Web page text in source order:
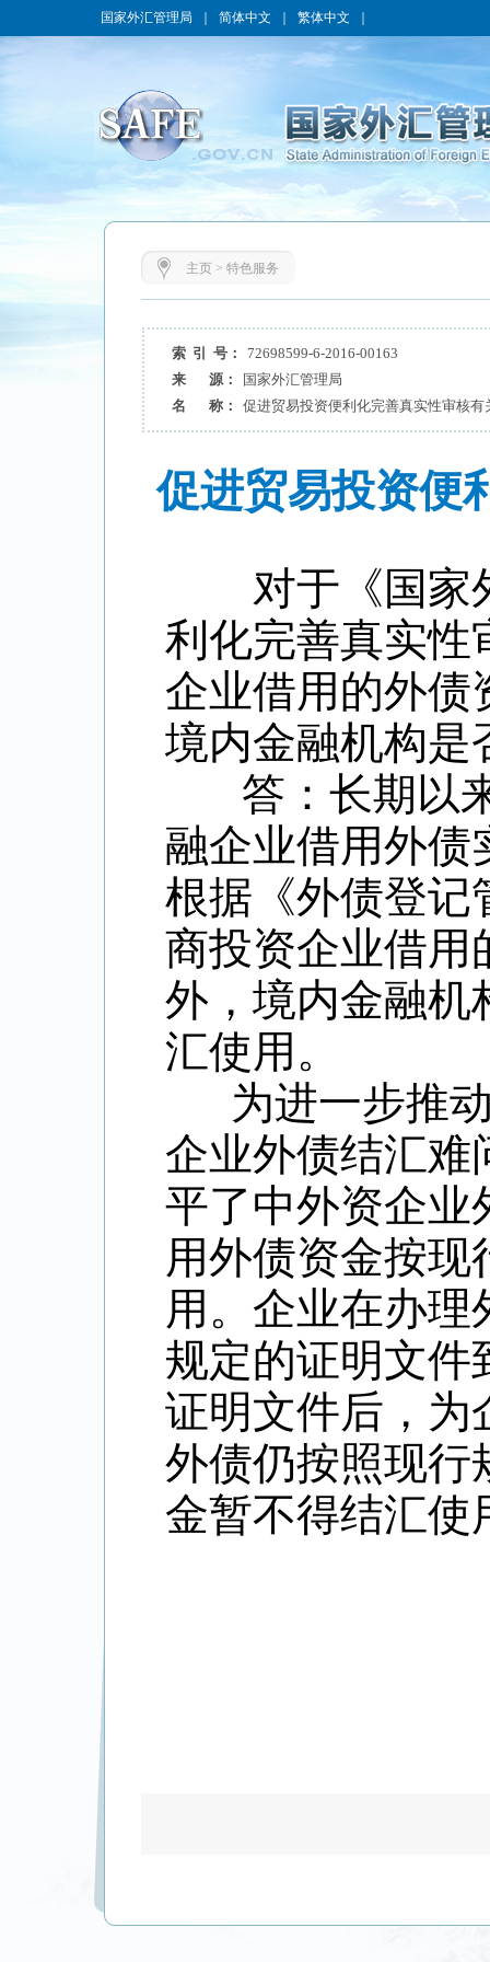
国家外汇管理局 简体中文 繁体中文
主页> 特色服务
索 引 号：
72698599-6-2016-00163
来 源：
国家外汇管理局
名 称：
促进贸易投资便利化完善真实性审核有
促进贸易投资便
对于《国家外
利化完善真实性
企业借用的外债
境内金融机构是
答：长期以来
融企业借用外债
根据《外债登记
商投资企业借用
外，境内金融机
汇使用。
为进一步推动
企业外债结汇难
平了中外资企业
用外债资金按
用。企业在办
规定的证明文件
证明文件后，为
外债仍按照现行
金暂不得结汇使